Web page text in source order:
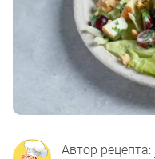
Автор рецепта: